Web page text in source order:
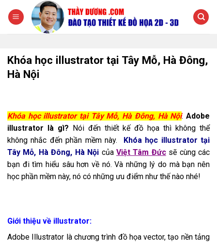
đến
Khóa học illustrator tại Tây Mỗ, Hà Đông,
Hà Nội
Khóa học illustrator tại Tây Mỗ, Hà Đông, Hà Nội.Adobe
illustrator là gì?
Nói đến thiết kế đồ họa thì không thể
không nhắc đến phần mềm này.
Khóa học illustrator tại
Tây Mỗ, Hà Đông, Hà Nội của Việt Tâm Đứcsẽ cùng các
bạn đi tìm hiểu sâu hơn về nó. Và những lý do mà bạn nên
học phần mềm này, nó có những ưu điểm như thế nào nhé!
Giới thiệu về illustrator:
Adobe Illustrator là chương trình đồ họa vector, tạo nền tảng